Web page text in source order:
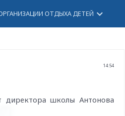
ОТДЫХА ДЕТЕЙ keyboard_arrow_down
14:54
школы Антонова